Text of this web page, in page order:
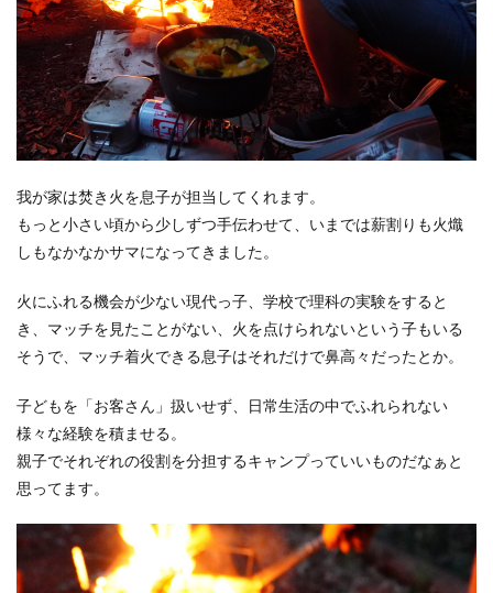
我が家は焚き火を息子が担当してくれます。
もっと小さい頃から少しずつ手伝わせて、いまでは薪割りも火熾
しもなかなかサマになってきました。
火にふれる機会が少ない現代っ子、学校で理科の実験をすると
き、マッチを見たことがない、火を点けられないという子もいる
そうで、マッチ着火できる息子はそれだけで鼻高々だったとか。
子どもを「お客さん」扱いせず、日常生活の中でふれられない
様々な経験を積ませる。
親子でそれぞれの役割を分担するキャンプっていいものだなぁと
思ってます。